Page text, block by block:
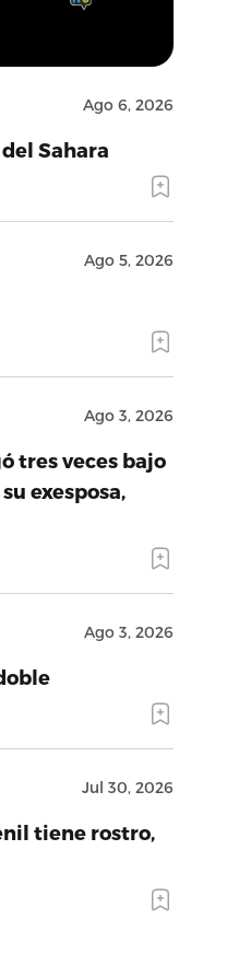
Ago 6, 2026
Sahara
Ago 5, 2026
Ago 3, 2026
tres veces bajo
exesposa,
Ago 3, 2026
Jul 30, 2026
tiene rostro,